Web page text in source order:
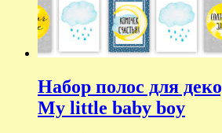
Набор полос для
My little baby boy